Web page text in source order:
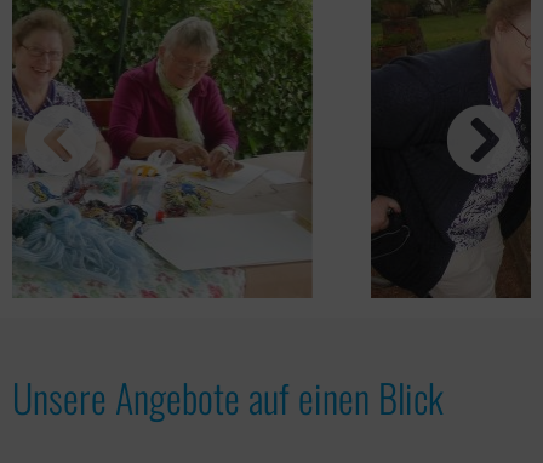
Unsere Angebote auf einen Blick